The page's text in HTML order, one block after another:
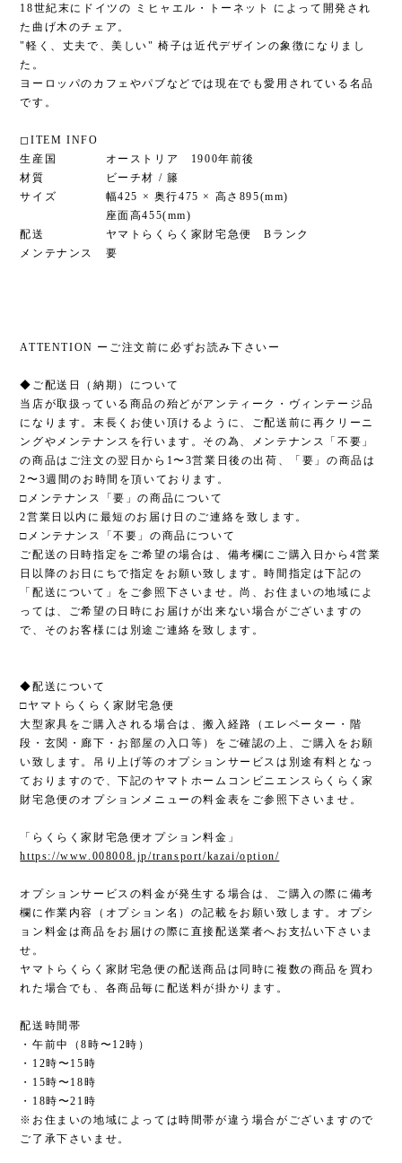
18世紀末にドイツの ミヒャエル・トーネット によって開発され
た曲げ木のチェア。
"軽く、丈夫で、美しい" 椅子は近代デザインの象徴になりまし
た。
ヨーロッパのカフェやパブなどでは現在でも愛用されている名品
です。
◻︎ITEM INFO
生産国 オーストリア 1900年前後
材質 ビーチ材 / 籐
サイズ 幅425 × 奥行475 × 高さ895(mm)
座面高455(mm)
配送 ヤマトらくらく家財宅急便 Bランク
メンテナンス 要
ATTENTION ーご注文前に必ずお読み下さいー
◆ご配送日（納期）について
当店が取扱っている商品の殆どがアンティーク・ヴィンテージ品
になります。末長くお使い頂けるように、ご配送前に再クリーニ
ングやメンテナンスを行います。その為、メンテナンス「不要」
の商品はご注文の翌日から1〜3営業日後の出荷、「要」の商品は
2〜3週間のお時間を頂いております。
□メンテナンス「要」の商品について
2営業日以内に最短のお届け日のご連絡を致します。
□メンテナンス「不要」の商品について
ご配送の日時指定をご希望の場合は、備考欄にご購入日から4営業
日以降のお日にちで指定をお願い致します。時間指定は下記の
「配送について」をご参照下さいませ。尚、お住まいの地域によ
っては、ご希望の日時にお届けが出来ない場合がございますの
で、そのお客様には別途ご連絡を致します。
◆配送について
□ヤマトらくらく家財宅急便
大型家具をご購入される場合は、搬入経路（エレベーター・階
段・玄関・廊下・お部屋の入口等）をご確認の上、ご購入をお願
い致します。吊り上げ等のオプションサービスは別途有料となっ
ておりますので、下記のヤマトホームコンビニエンスらくらく家
財宅急便のオプションメニューの料金表をご参照下さいませ。
「らくらく家財宅急便オプション料金」
https://www.008008.jp/transport/kazai/option/
オプションサービスの料金が発生する場合は、ご購入の際に備考
欄に作業内容（オプション名）の記載をお願い致します。オプシ
ョン料金は商品をお届けの際に直接配送業者へお支払い下さいま
せ。
ヤマトらくらく家財宅急便の配送商品は同時に複数の商品を買わ
れた場合でも、各商品毎に配送料が掛かります。
配送時間帯
・午前中（8時〜12時）
・12時〜15時
・15時〜18時
・18時〜21時
※お住まいの地域によっては時間帯が違う場合がございますので
ご了承下さいませ。